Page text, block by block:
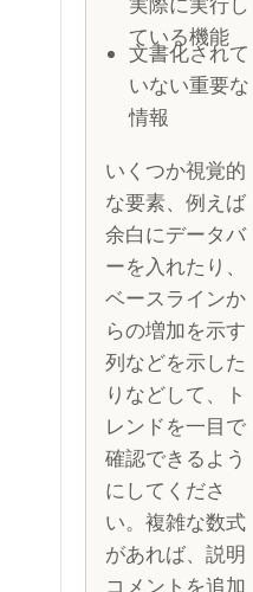
ている機能
文書化されて
いない重要な
情報
いくつか視覚的
な要素、例えば
余白にデータバ
ーを入れたり、
ベースラインか
らの増加を示す
列などを示した
りなどして、ト
レンドを一目で
確認できるよう
にしてくださ
い。複雑な数式
があれば、説明
コメントを追加